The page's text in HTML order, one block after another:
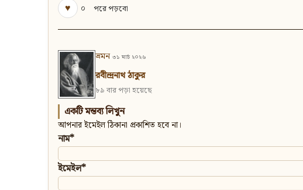
♥
০ পরে পড়বো
ভ্রমন ৩১ মার্চ ২০২৬
রবীন্দ্রনাথ ঠাকুর
৮৯ বার পড়া হয়েছে
একটি মন্তব্য লিখুন
আপনার ইমেইল ঠিকানা প্রকাশিত হবে না।
নাম*
ইমেইল*